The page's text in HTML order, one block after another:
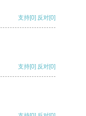
支持[0] 反对[0]
支持[0] 反对[0]